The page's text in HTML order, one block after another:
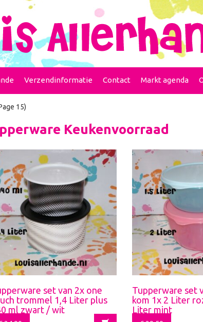
Verzendinformatie Contact Markt agenda
15)
Keukenvoorraad
set van 2x one
trommel 1,4 Liter plus
ml zwart / wit
Tupperware set
kom 1x 2 Liter
Liter mint